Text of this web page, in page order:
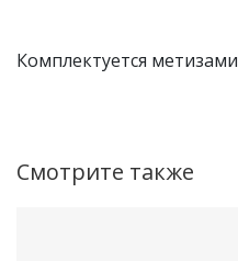
Комплектуется метизами
Смотрите также